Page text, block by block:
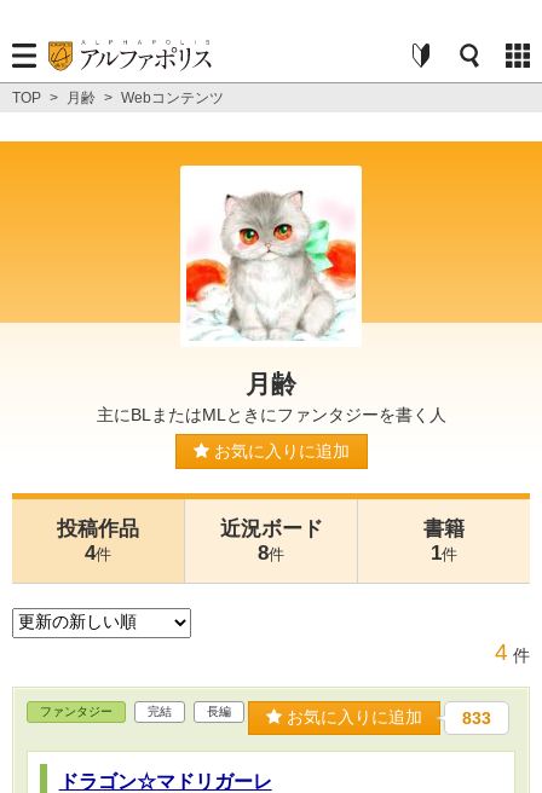
TOP > 月齢 > Webコンテンツ
月齢
主にBLまたはМLときにファンタジーを書く人
お気に入りに追加
投稿作品
4件
近況ボード
8件
書籍
1件
4 件
ファンタジー 完結 長編 お気に入りに追加 833
ドラゴン☆マドリガーレ